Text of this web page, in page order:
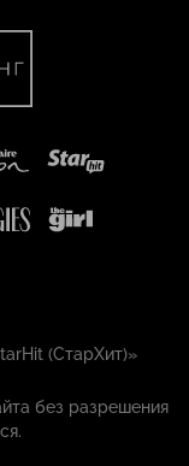
(СтарХит)»
без разрешения